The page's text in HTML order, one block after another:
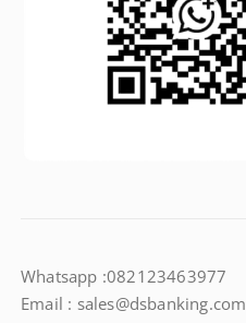
Whatsapp :082123463977
Email : sales@dsbanking.com